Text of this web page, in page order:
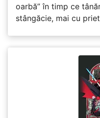
oarbă” în timp ce
stângăcie, mai cu